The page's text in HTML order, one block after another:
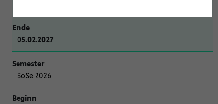
05.02.2027
SoSe 2026